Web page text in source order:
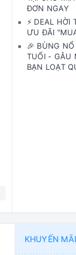
ĐƠN NGAY
⚡️ DEAL
ƯU ĐÃI
🎉 BÙNG
TUỔI - GÂU
BẠN LOẠT
KHUYẾN